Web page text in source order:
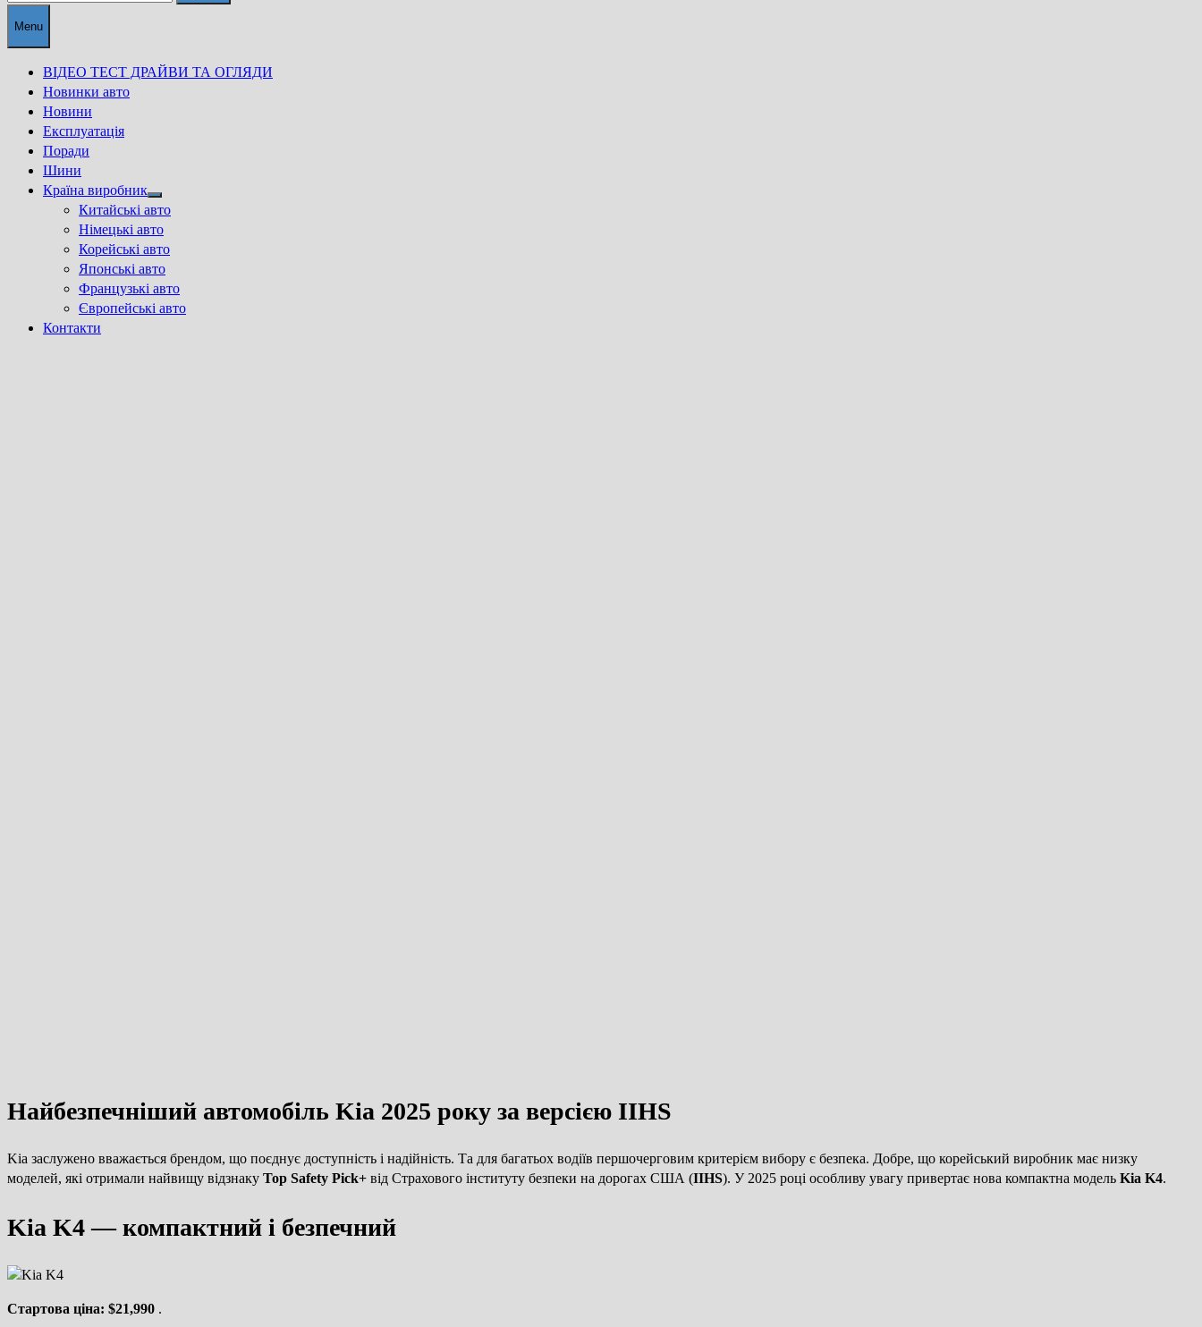
Menu
ВІДЕО ТЕСТ ДРАЙВИ ТА ОГЛЯДИ
Новинки авто
Новини
Експлуатація
Поради
Шини
Країна виробник
Show
sub
menu
Китайські авто
Німецькі авто
Корейські авто
Японські авто
Французькі авто
Європейські авто
Контакти
Найбезпечніший автомобіль Kia 2025 року за версією IIHS
Kia заслужено вважається брендом, що поєднує доступність і надійність. Та для багатьох водіїв першочерговим критерієм вибору є безпека. Добре, що корейський виробник має низку
моделей, які отримали найвищу відзнаку Top Safety Pick+ від Страхового інституту безпеки на дорогах США (IIHS). У 2025 році особливу увагу привертає нова компактна модель Kia K4.
Kia K4 — компактний і безпечний
Стартова ціна: $21,990 .